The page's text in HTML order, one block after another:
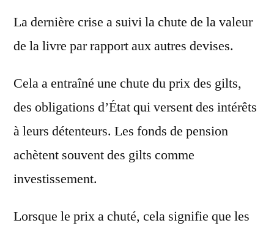
La dernière crise a suivi la chute de la valeur
de la livre par rapport aux autres devises.
Cela a entraîné une chute du prix des gilts,
des obligations d’État qui versent des intérêts
à leurs détenteurs. Les fonds de pension
achètent souvent des gilts comme
investissement.
Lorsque le prix a chuté, cela signifie que les